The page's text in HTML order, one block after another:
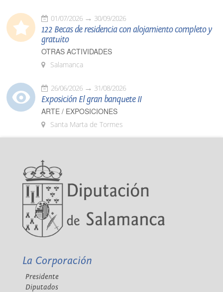
01/07/2026 30/09/2026
122 Becas de residencia con alojamiento completo y
gratuito
OTRAS ACTIVIDADES
Salamanca
26/06/2026 31/08/2026
Exposición El gran banquete II
ARTE / EXPOSICIONES
Santa Marta de Tormes
La Corporación
Presidente
Diputados